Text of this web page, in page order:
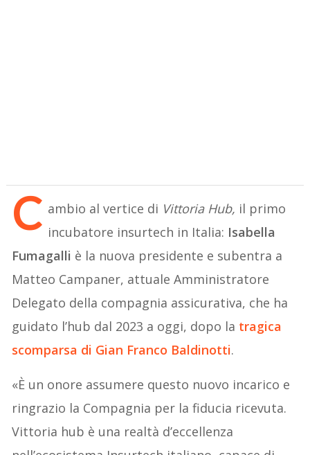
C ambio al vertice di Vittoria Hub, il primo
incubatore insurtech in Italia: Isabella
Fumagalli è la nuova presidente e subentra a
Matteo Campaner, attuale Amministratore
Delegato della compagnia assicurativa, che ha
guidato l’hub dal 2023 a oggi, dopo la tragica
scomparsa di Gian Franco Baldinotti.
«È un onore assumere questo nuovo incarico e
ringrazio la Compagnia per la fiducia ricevuta.
Vittoria hub è una realtà d’eccellenza